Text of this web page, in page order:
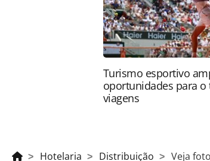
Turismo esportivo
oportunidades para o
viagens
Hotelaria Distribuição Veja